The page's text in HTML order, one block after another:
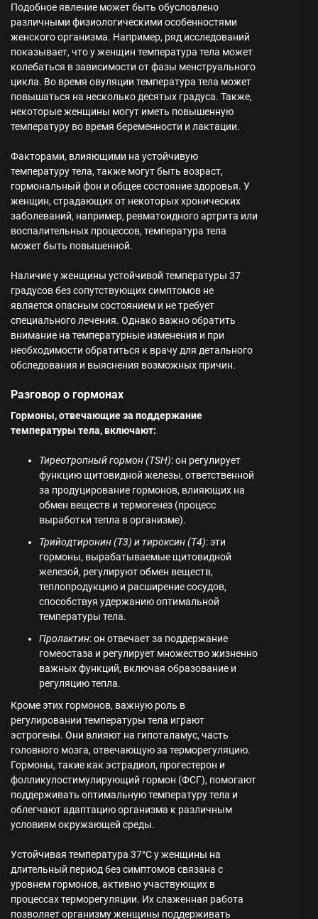
Подобное явление может быть обусловлено
различными физиологическими особенностями
женского организма. Например, ряд исследований
показывает, что у женщин температура тела может
колебаться в зависимости от фазы менструального
цикла. Во время овуляции температура тела может
повышаться на несколько десятых градуса. Также,
некоторые женщины могут иметь повышенную
температуру во время беременности и лактации.
Факторами, влияющими на устойчивую
температуру тела, также могут быть возраст,
гормональный фон и общее состояние здоровья. У
женщин, страдающих от некоторых хронических
заболеваний, например, ревматоидного артрита или
воспалительных процессов, температура тела
может быть повышенной.
Наличие у женщины устойчивой температуры 37
градусов без сопутствующих симптомов не
является опасным состоянием и не требует
специального лечения. Однако важно обратить
внимание на температурные изменения и при
необходимости обратиться к врачу для детального
обследования и выяснения возможных причин.
Разговор о гормонах
Гормоны, отвечающие за поддержание
температуры тела, включают:
Тиреотропный гормон (TSH): он регулирует
функцию щитовидной железы, ответственной
за продуцирование гормонов, влияющих на
обмен веществ и термогенез (процесс
выработки тепла в организме).
Трийодтиронин (Т3) и тироксин (Т4): эти
гормоны, вырабатываемые щитовидной
железой, регулируют обмен веществ,
теплопродукцию и расширение сосудов,
способствуя удержанию оптимальной
температуры тела.
Пролактин: он отвечает за поддержание
гомеостаза и регулирует множество жизненно
важных функций, включая образование и
регуляцию тепла.
Кроме этих гормонов, важную роль в
регулировании температуры тела играют
эстрогены. Они влияют на гипоталамус, часть
головного мозга, отвечающую за терморегуляцию.
Гормоны, такие как эстрадиол, прогестерон и
фолликулостимулирующий гормон (ФСГ), помогают
поддерживать оптимальную температуру тела и
облегчают адаптацию организма к различным
условиям окружающей среды.
Устойчивая температура 37°С у женщины на
длительный период без симптомов связана с
уровнем гормонов, активно участвующих в
процессах терморегуляции. Их слаженная работа
позволяет организму женщины поддерживать